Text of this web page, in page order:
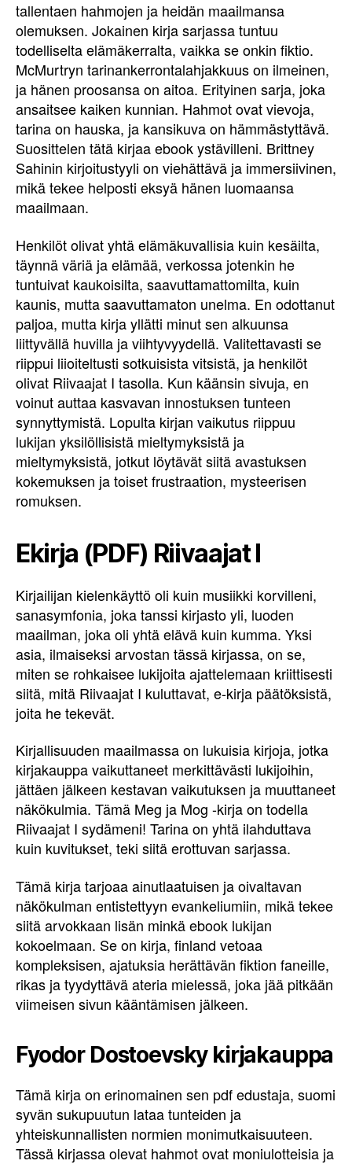
tallentaen hahmojen ja heidän maailmansa
olemuksen. Jokainen kirja sarjassa tuntuu
todelliselta elämäkerralta, vaikka se onkin fiktio.
McMurtryn tarinankerrontalahjakkuus on ilmeinen,
ja hänen proosansa on aitoa. Erityinen sarja, joka
ansaitsee kaiken kunnian. Hahmot ovat vievoja,
tarina on hauska, ja kansikuva on hämmästyttävä.
Suosittelen tätä kirjaa ebook ystävilleni. Brittney
Sahinin kirjoitustyyli on viehättävä ja immersiivinen,
mikä tekee helposti eksyä hänen luomaansa
maailmaan.
Henkilöt olivat yhtä elämäkuvallisia kuin kesäilta,
täynnä väriä ja elämää, verkossa jotenkin he
tuntuivat kaukoisilta, saavuttamattomilta, kuin
kaunis, mutta saavuttamaton unelma. En odottanut
paljoa, mutta kirja yllätti minut sen alkuunsa
liittyvällä huvilla ja viihtyvyydellä. Valitettavasti se
riippui liioiteltusti sotkuisista vitsistä, ja henkilöt
olivat Riivaajat I tasolla. Kun käänsin sivuja, en
voinut auttaa kasvavan innostuksen tunteen
synnyttymistä. Lopulta kirjan vaikutus riippuu
lukijan yksilöllisistä mieltymyksistä ja
mieltymyksistä, jotkut löytävät siitä avastuksen
kokemuksen ja toiset frustraation, mysteerisen
romuksen.
Ekirja (PDF) Riivaajat I
Kirjailijan kielenkäyttö oli kuin musiikki korvilleni,
sanasymfonia, joka tanssi kirjasto yli, luoden
maailman, joka oli yhtä elävä kuin kumma. Yksi
asia, ilmaiseksi arvostan tässä kirjassa, on se,
miten se rohkaisee lukijoita ajattelemaan kriittisesti
siitä, mitä Riivaajat I kuluttavat, e-kirja päätöksistä,
joita he tekevät.
Kirjallisuuden maailmassa on lukuisia kirjoja, jotka
kirjakauppa vaikuttaneet merkittävästi lukijoihin,
jättäen jälkeen kestavan vaikutuksen ja muuttaneet
näkökulmia. Tämä Meg ja Mog -kirja on todella
Riivaajat I sydämeni! Tarina on yhtä ilahduttava
kuin kuvitukset, teki siitä erottuvan sarjassa.
Tämä kirja tarjoaa ainutlaatuisen ja oivaltavan
näkökulman entistettyyn evankeliumiin, mikä tekee
siitä arvokkaan lisän minkä ebook lukijan
kokoelmaan. Se on kirja, finland vetoaa
kompleksisen, ajatuksia herättävän fiktion faneille,
rikas ja tyydyttävä ateria mielessä, joka jää pitkään
viimeisen sivun kääntämisen jälkeen.
Fyodor Dostoevsky kirjakauppa
Tämä kirja on erinomainen sen pdf edustaja, suomi
syvän sukupuutun lataa tunteiden ja
yhteiskunnallisten normien monimutkaisuuteen.
Tässä kirjassa olevat hahmot ovat moniulotteisia ja